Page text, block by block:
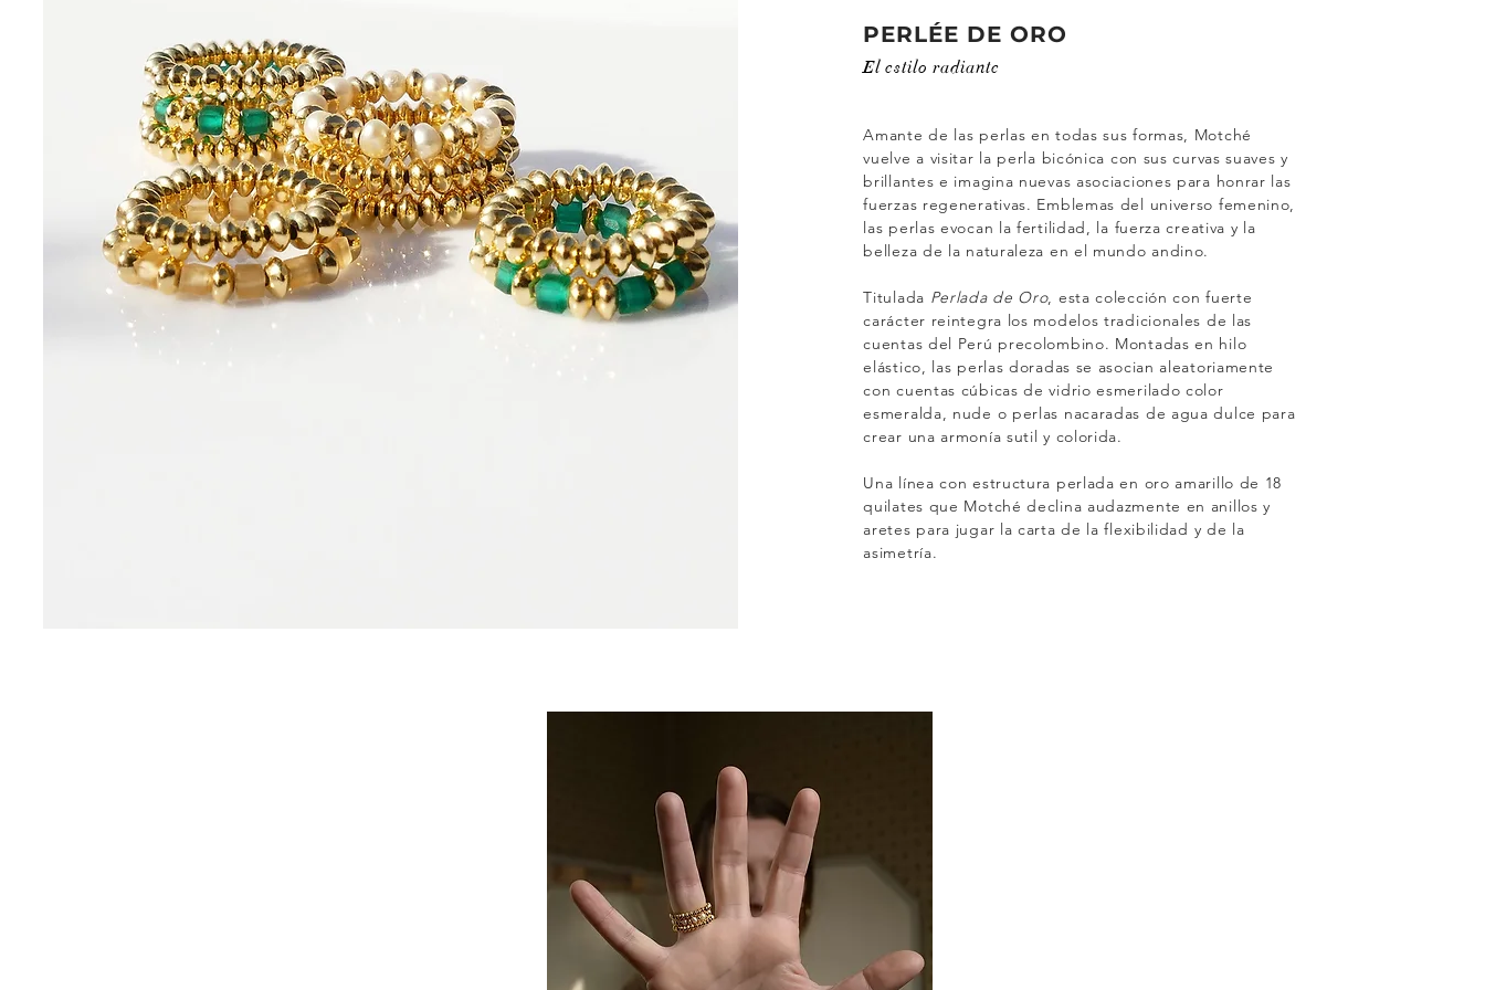
PERLÉE DE ORO
El estilo radiante
Amante de las perlas en todas sus formas, Motché
vuelve a visitar la perla bicónica con sus curvas suaves y
brillantes e imagina nuevas asociaciones para honrar las
fuerzas regenerativas. Emblemas del universo femenino,
las perlas evocan la fertilidad, la fuerza creativa y la
belleza de la naturaleza en el mundo andino.
Titulada Perlada de Oro, esta colección con fuerte
carácter reintegra los modelos tradicionales de las
cuentas del Perú precolombino. Montadas en hilo
elástico, las perlas doradas se asocian aleatoriamente
con cuentas cúbicas de vidrio esmerilado color
esmeralda, nude o perlas nacaradas de agua dulce para
crear una armonía sutil y colorida.
Una línea con estructura perlada en oro amarillo de 18
quilates que Motché declina audazmente en anillos y
aretes para jugar la carta de la flexibilidad y de la
asimetría.